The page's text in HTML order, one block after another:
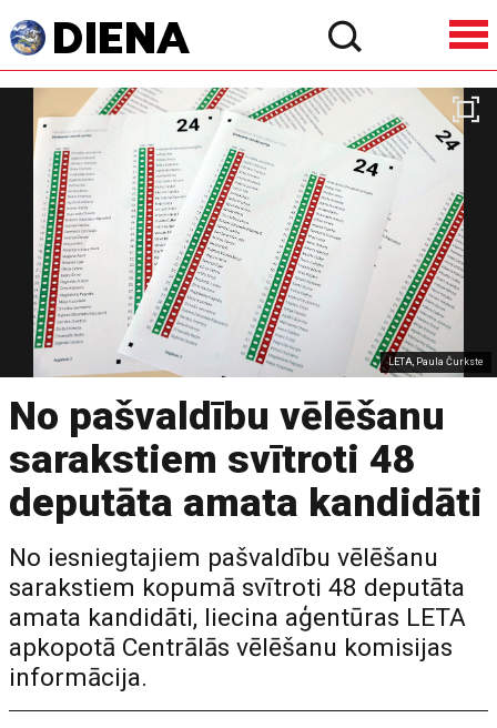
LETA, Paula Čurkste
No pašvaldību vēlēšanu
sarakstiem svītroti 48
deputāta amata kandidāti
No iesniegtajiem pašvaldību vēlēšanu
sarakstiem kopumā svītroti 48 deputāta
amata kandidāti, liecina aģentūras LETA
apkopotā Centrālās vēlēšanu komisijas
informācija.